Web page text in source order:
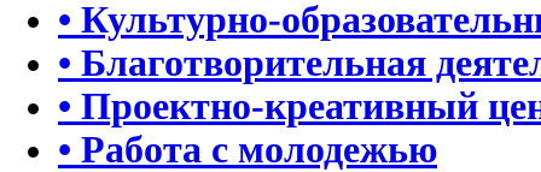
• Культурно-
• Благотворительная
• Проектно-креативный
• Работа с молодежью